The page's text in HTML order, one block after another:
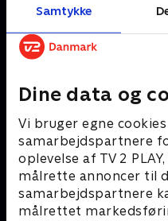
Samtykke
Dine data og
Vi bruger egne
samarbejdspartnere
oplevelse af TV 2
målrette annoncer til
samarbejdspartnere
målrettet
Mere indhold fra